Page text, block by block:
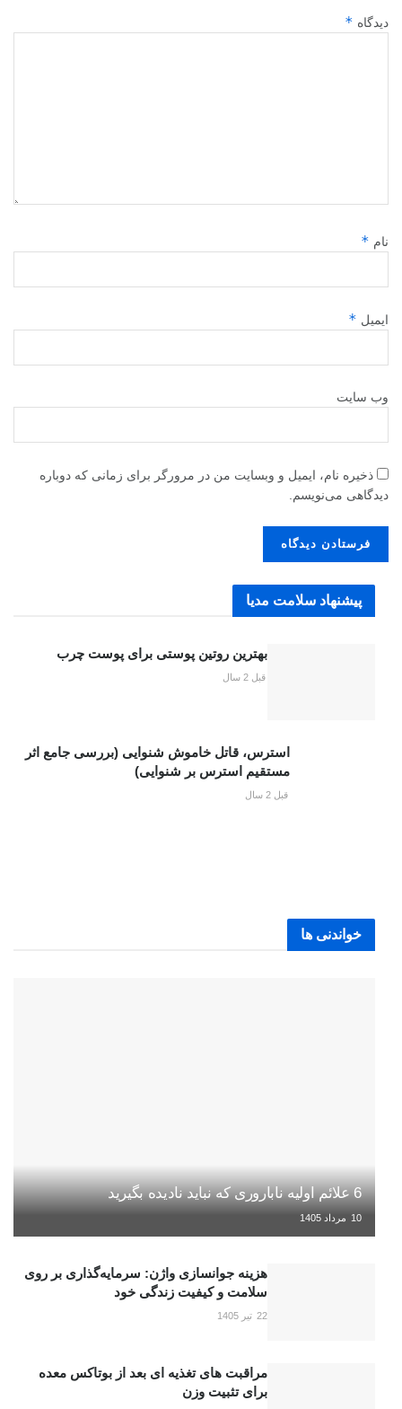
دیدگاه *
نام *
ایمیل *
وب‌ سایت
ذخیره نام، ایمیل و وبسایت من در مرورگر برای زمانی که دوباره
دیدگاهی می‌نویسم.
پیشنهاد سلامت مدیا
بهترین روتین پوستی برای پوست چرب
قبل 2 سال
استرس، قاتل خاموش شنوایی (بررسی جامع اثر
مستقیم استرس بر شنوایی)
قبل 2 سال
خواندنی ها
6 علائم اولیه ناباروری که نباید نادیده بگیرید
10 مرداد 1405
هزینه جوانسازی واژن: سرمایه‌گذاری بر روی
سلامت و کیفیت زندگی خود
22 تیر 1405
مراقبت های تغذیه ای بعد از بوتاکس معده
برای تثبیت وزن